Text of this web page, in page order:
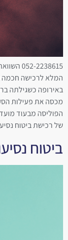
052-
המלא לרכישה חכמה
באירופה כשגילתה
מכסה את פעילות
הפוליסה מבעוד
של רכישת ביטוח
ביטוח